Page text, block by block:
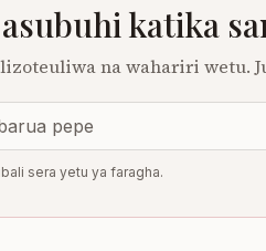
katika
na wahariri wetu.
sera yetu ya faragha.